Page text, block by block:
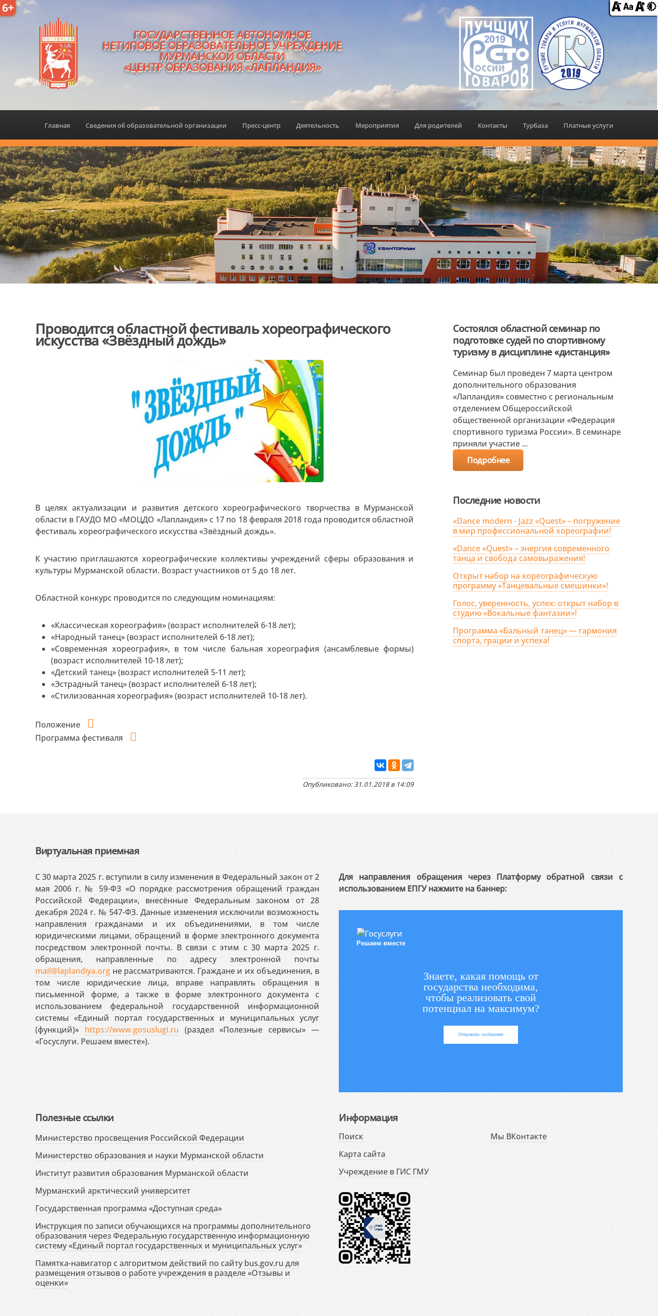
6+
ГОСУДАРСТВЕННОЕ АВТОНОМНОЕ
НЕТИПОВОЕ ОБРАЗОВАТЕЛЬНОЕ УЧРЕЖДЕНИЕ
МУРМАНСКОЙ ОБЛАСТИ
«ЦЕНТР ОБРАЗОВАНИЯ «ЛАПЛАНДИЯ»
Главная Сведения об образовательной организации Пресс-центр Деятельность Мероприятия Для родителей Контакты Турбаза Платные услуги
Проводится областной фестиваль хореографического
искусства «Звёздный дождь»
В целях актуализации и развития детского хореографического творчества в Мурманской
области в ГАУДО МО «МОЦДО «Лапландия» с 17 по 18 февраля 2018 года проводится областной
фестиваль хореографического искусства «Звёздный дождь».
К участию приглашаются хореографические коллективы учреждений сферы образования и
культуры Мурманской области. Возраст участников от 5 до 18 лет.
Областной конкурс проводится по следующим номинациям:
«Классическая хореография» (возраст исполнителей 6-18 лет);
«Народный танец» (возраст исполнителей 6-18 лет);
«Современная хореография», в том числе бальная хореография (ансамблевые формы)
(возраст исполнителей 10-18 лет);
«Детский танец» (возраст исполнителей 5-11 лет);
«Эстрадный танец» (возраст исполнителей 6-18 лет);
«Стилизованная хореография» (возраст исполнителей 10-18 лет).
Положение
Программа фестиваля
Опубликовано: 31.01.2018 в 14:09
Состоялся областной семинар по
подготовке судей по спортивному
туризму в дисциплине «дистанция»
Семинар был проведен 7 марта центром
дополнительного образования
«Лапландия» совместно с региональным
отделением Общероссийской
общественной организации «Федерация
спортивного туризма России». В семинаре
приняли участие ...
Подробнее
Последние новости
«Dance modern - Jazz «Quest» – погружение
в мир профессиональной хореографии!
«Dance «Quest» – энергия современного
танца и свобода самовыражения!
Открыт набор на хореографическую
программу «Танцевальные смешинки»!
Голос, уверенность, успех: открыт набор в
студию «Вокальные фантазии»!
Программа «Бальный танец» — гармония
спорта, грации и успеха!
Виртуальная приемная
С 30 марта 2025 г. вступили в силу изменения в Федеральный закон от 2
мая 2006 г. № 59-ФЗ «О порядке рассмотрения обращений граждан
Российской Федерации», внесённые Федеральным законом от 28
декабря 2024 г. № 547-ФЗ. Данные изменения исключили возможность
направления гражданами и их объединениями, в том числе
юридическими лицами, обращений в форме электронного документа
посредством электронной почты. В связи с этим с 30 марта 2025 г.
обращения, направленные по адресу электронной почты
mail@laplandiya.org не рассматриваются. Граждане и их объединения, в
том числе юридические лица, вправе направлять обращения в
письменной форме, а также в форме электронного документа с
использованием федеральной государственной информационной
системы «Единый портал государственных и муниципальных услуг
(функций)» https://www.gosuslugi.ru (раздел «Полезные сервисы» —
«Госуслуги. Решаем вместе»).
Для направления обращения через Платформу обратной связи с
использованием ЕПГУ нажмите на баннер:
Решаем вместе
Знаете, какая помощь от
государства необходима,
чтобы реализовать свой
потенциал на максимум?
Отправить сообщение
Полезные ссылки
Министерство просвещения Российской Федерации
Министерство образования и науки Мурманской области
Институт развития образования Мурманской области
Мурманский арктический университет
Государственная программа «Доступная среда»
Инструкция по записи обучающихся на программы дополнительного
образования через Федеральную государственную информационную
систему «Единый портал государственных и муниципальных услуг»
Памятка-навигатор с алгоритмом действий по сайту bus.gov.ru для
размещения отзывов о работе учреждения в разделе «Отзывы и
оценки»
Информация
Поиск
Карта сайта
Учреждение в ГИС ГМУ
Мы ВКонтакте